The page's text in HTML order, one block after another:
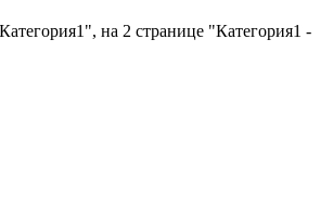
на 2 странице "Категория1 -